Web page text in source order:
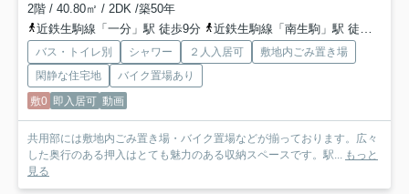
2階 / 40.80㎡ / 2DK /築50年
近鉄生駒線「一分」駅 徒歩9分
近鉄生駒線「南生駒」駅 徒歩13分
バス・トイレ別 シャワー ２人入居可
敷地内ごみ置き場
閑静な住宅地
バイク置場あり
敷0 即入居可 動画
共用部には敷地内ごみ置き場・バイク置場などが揃っております。広々
した奥行のある押入はとても魅力のある収納スペースです。駅... もっと
見る